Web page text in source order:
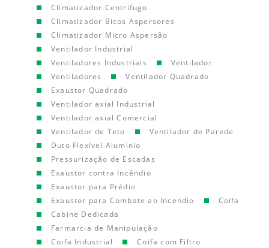
Climatizador Centrifugo
Climatizador Bicos Aspersores
Climatizador Micro Aspersão
Ventilador Industrial
Ventiladores Industriais
Ventilador
Ventiladores
Ventilador Quadrado
Exaustor Quadrado
Ventilador axial Industrial
Ventilador axial Comercial
Ventilador de Teto
Ventilador de Parede
Duto Flexível Aluminio
Pressurização de Escadas
Exaustor contra Incêndio
Exaustor para Prédio
Exaustor para Combate ao Incendio
Coifa
Cabine Dedicada
Farmarcia de Manipulação
Coifa Industrial
Coifa com Filtro